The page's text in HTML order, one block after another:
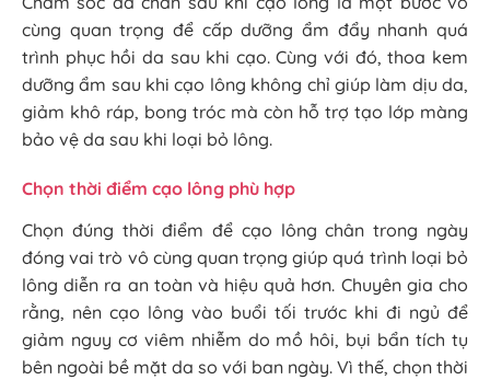
cùng quan trọng để cấp dưỡng ẩm đẩy nhanh quá
trình phục hồi da sau khi cạo. Cùng với đó, thoa kem
dưỡng ẩm sau khi cạo lông không chỉ giúp làm dịu da,
giảm khô ráp, bong tróc mà còn hỗ trợ tạo lớp màng
bảo vệ da sau khi loại bỏ lông.
Chọn thời điểm cạo lông phù hợp
Chọn đúng thời điểm để cạo lông chân trong ngày
đóng vai trò vô cùng quan trọng giúp quá trình loại bỏ
lông diễn ra an toàn và hiệu quả hơn. Chuyên gia cho
rằng, nên cạo lông vào buổi tối trước khi đi ngủ để
giảm nguy cơ viêm nhiễm do mồ hôi, bụi bẩn tích tụ
bên ngoài bề mặt da so với ban ngày. Vì thế, chọn thời